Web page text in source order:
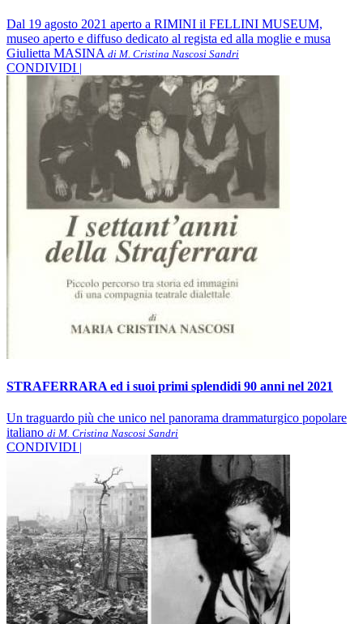
Dal 19 agosto 2021 aperto a RIMINI il FELLINI MUSEUM,
museo aperto e diffuso dedicato al regista ed alla moglie e musa
Giulietta MASINA di M. Cristina Nascosi Sandri
CONDIVIDI |
STRAFERRARA ed i suoi primi splendidi 90 anni nel 2021
Un traguardo più che unico nel panorama drammaturgico popolare
italiano di M. Cristina Nascosi Sandri
CONDIVIDI |